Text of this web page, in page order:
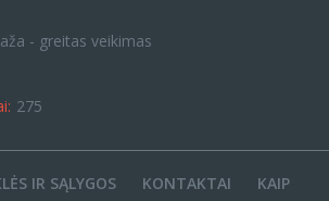
- greitas veikimas
275
IR SĄLYGOS KONTAKTAI KAIP